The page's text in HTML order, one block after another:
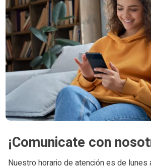
¡Comunicate con
Nuestro horario de atención es de lunes